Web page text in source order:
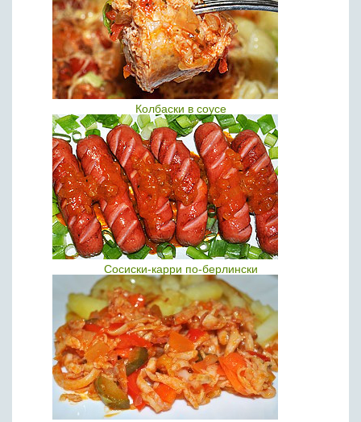
Колбаски в соусе
Сосиски-карри по-берлински